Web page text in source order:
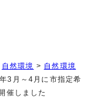
自然環境 > 自然環境
3月～4月に市指定希
催しました